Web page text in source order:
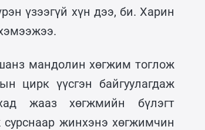
үзээгүй хүн дээ, би. Харин
мандолин хөгжим тоглож
цирк үүсгэн байгуулагдаж
жааз хөгжмийн бүлэгт
жинхэнэ хөгжимчин